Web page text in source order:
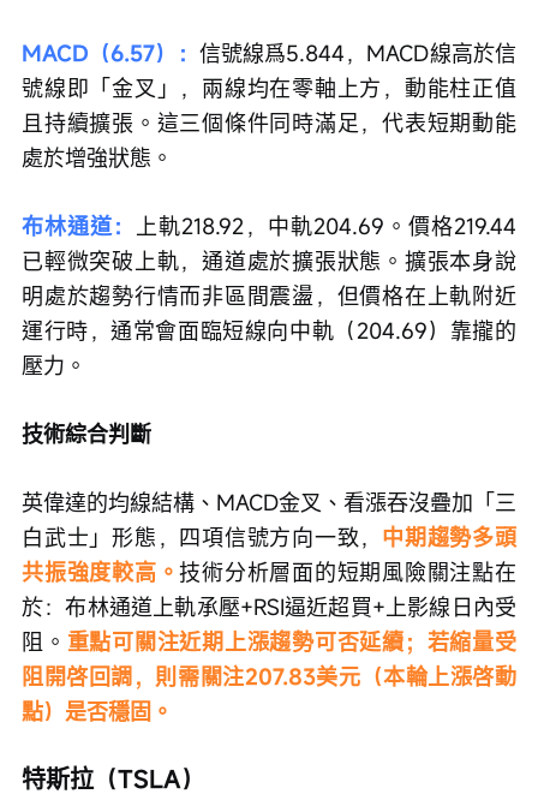
MACD（6.57）： 信號線爲5.844，MACD線高於信
號線即「金叉」，兩線均在零軸上方，動能柱正值
且持續擴張。這三個條件同時滿足，代表短期動能
處於增強狀態。
布林通道：
上軌218.92，中軌204.69。價格219.44
已輕微突破上軌，通道處於擴張狀態。擴張本身說
明處於趨勢行情而非區間震盪，但價格在上軌附近
運行時，通常會面臨短線向中軌（204.69）靠攏的
壓力。
技術綜合判斷
英偉達的均線結構、MACD金叉、看漲吞沒疊加「三
白武士」形態，四項信號方向一致， 中期趨勢多頭
共振強度較高。技術分析層面的短期風險關注點在
於：布林通道上軌承壓+RSI逼近超買+上影線日內受
阻。 重點可關注近期上漲趨勢可否延續；若縮量受
阻開啓回調，則需關注207.83美元（本輪上漲啓動
點）是否穩固。
特斯拉（TSLA）